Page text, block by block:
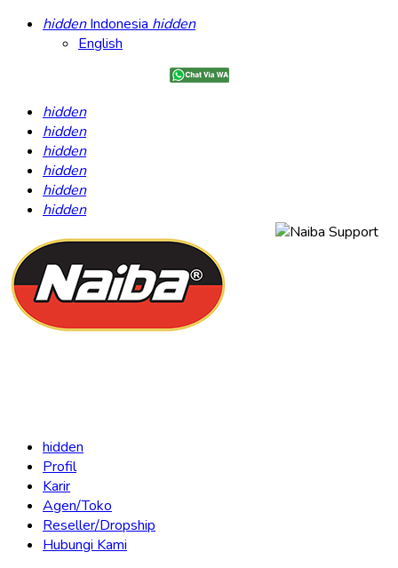
hiddenIndonesia hidden
English
hidden
hidden
hidden
hidden
hidden
hidden
hidden
Profil
Karir
Agen/Toko
Reseller/Dropship
Hubungi Kami